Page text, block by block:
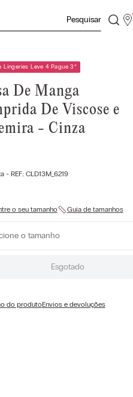
Lingeries Leve 4 Pague 3*
De Manga
De Viscose e
- Cinza
- REF.: CLD13M_6219
o tamanho
Esgotado
do produtoEnvios e devoluções